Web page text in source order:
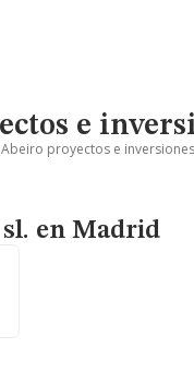
e
proyectos e
en Madrid